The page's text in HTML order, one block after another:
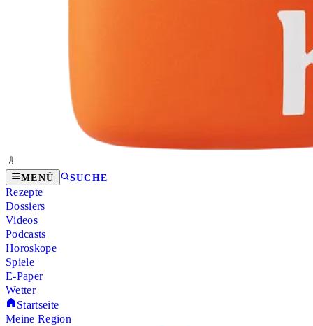
MENÜ SUCHE
Rezepte
Dossiers
Videos
Podcasts
Horoskope
Spiele
E-Paper
Wetter
Startseite
Meine Region